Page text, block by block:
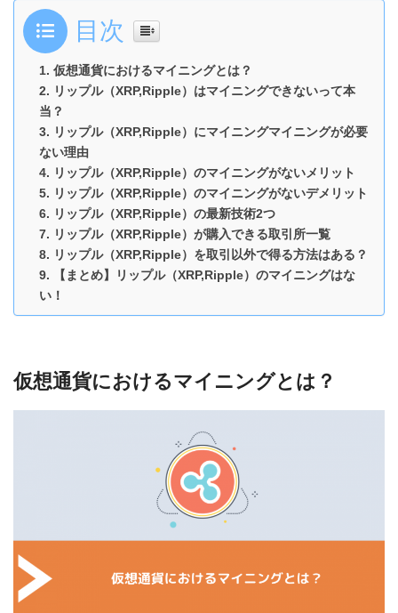
目次
仮想通貨におけるマイニングとは？
リップル（XRP,Ripple）はマイニングできないって本
当？
リップル（XRP,Ripple）にマイニングマイニングが必要
ない理由
リップル（XRP,Ripple）のマイニングがないメリット
リップル（XRP,Ripple）のマイニングがないデメリット
リップル（XRP,Ripple）の最新技術2つ
リップル（XRP,Ripple）が購入できる取引所一覧
リップル（XRP,Ripple）を取引以外で得る方法はある？
【まとめ】リップル（XRP,Ripple）のマイニングはな
い！
仮想通貨におけるマイニングとは？